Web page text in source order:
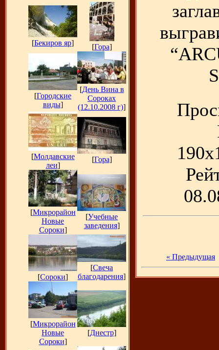
[Бекиров яр] [Гора]
[Городские
виды]
[День Вина в
Сороках
(12.10.2008 г)]
[Молдавские
леи]
[Гора]
[Микрорайон
Новые
Сороки]
[Учебные
заведения]
[Сороки]
[Свеча
благодарения]
[Микрорайон
Новые
Сороки]
[Днестр]
« Предыдущая